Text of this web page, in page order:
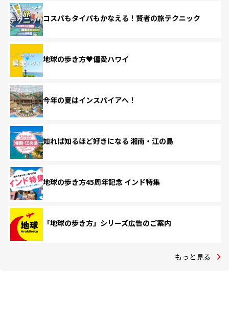
コスパもタイパもかなえる！賢者の旅テクニック
地球の歩き方♥偏愛ハワイ
今年の夏はインスパイアへ！
知れば知るほど好きになる 湘南・江の島
地球の歩き方45周年記念 インド特集
「地球の歩き方」シリーズ広告のご案内
もっと見る